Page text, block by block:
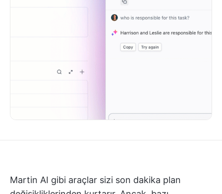
Martin AI gibi araçlar sizi son dakika plan